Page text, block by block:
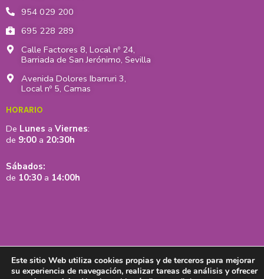
a
m
k
-
f
954 029 200
695 228 289
Calle Factores 8, Local nº 24,
Barriada de San Jerónimo, Sevilla
Avenida Dolores Ibarruri 3,
Local nº 5, Camas
HORARIO
De Lunes a Viernes:
de 9:00 a 20:30h
Sábados:
de 10:30 a 14:00h
Este sitio Web utiliza cookies propias y de terceros para mejorar
su experiencia de navegación, realizar tareas de análisis y ofrecer